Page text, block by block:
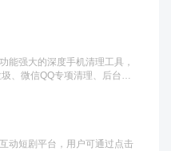
能强大的深度手机清理工具，
、微信QQ专项清理、后台进
动短剧平台，用户可通过点击